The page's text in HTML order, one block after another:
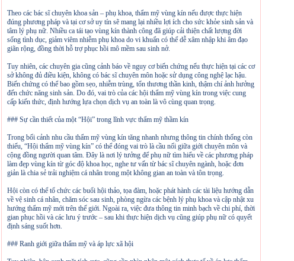
Theo các bác sĩ chuyên khoa sản – phụ khoa, thẩm mỹ vùng kín nếu được thực hiện
đúng phương pháp và tại cơ sở uy tín sẽ mang lại nhiều lợi ích cho sức khỏe sinh sản và
tâm lý phụ nữ. Nhiều ca tái tạo vùng kín thành công đã giúp cải thiện chất lượng đời
sống tình dục, giảm viêm nhiễm phụ khoa do vi khuẩn có thể dễ xâm nhập khi âm đạo
giãn rộng, đồng thời hỗ trợ phục hồi mô mềm sau sinh nở.
Tuy nhiên, các chuyên gia cũng cảnh báo về nguy cơ biến chứng nếu thực hiện tại các cơ
sở không đủ điều kiện, không có bác sĩ chuyên môn hoặc sử dụng công nghệ lạc hậu.
Biến chứng có thể bao gồm sẹo, nhiễm trùng, tổn thương thần kinh, thậm chí ảnh hưởng
đến chức năng sinh sản. Do đó, vai trò của các hội thẩm mỹ vùng kín trong việc cung
cấp kiến thức, định hướng lựa chọn dịch vụ an toàn là vô cùng quan trọng.
### Sự cần thiết của một “Hội” trong lĩnh vực thẩm mỹ thầm kín
Trong bối cảnh nhu cầu thẩm mỹ vùng kín tăng nhanh nhưng thông tin chính thống còn
thiếu, “Hội thẩm mỹ vùng kín” có thể đóng vai trò là cầu nối giữa giới chuyên môn và
cộng đồng người quan tâm. Đây là nơi lý tưởng để phụ nữ tìm hiểu về các phương pháp
làm đẹp vùng kín từ góc độ khoa học, nghe tư vấn từ bác sĩ chuyên ngành, hoặc đơn
giản là chia sẻ trải nghiệm cá nhân trong một không gian an toàn và tôn trọng.
Hội còn có thể tổ chức các buổi hội thảo, tọa đàm, hoặc phát hành các tài liệu hướng dẫn
về vệ sinh cá nhân, chăm sóc sau sinh, phòng ngừa các bệnh lý phụ khoa và cập nhật xu
hướng thẩm mỹ mới trên thế giới. Ngoài ra, việc đưa thông tin minh bạch về chi phí, thời
gian phục hồi và các lưu ý trước – sau khi thực hiện dịch vụ cũng giúp phụ nữ có quyết
định sáng suốt hơn.
### Ranh giới giữa thẩm mỹ và áp lực xã hội